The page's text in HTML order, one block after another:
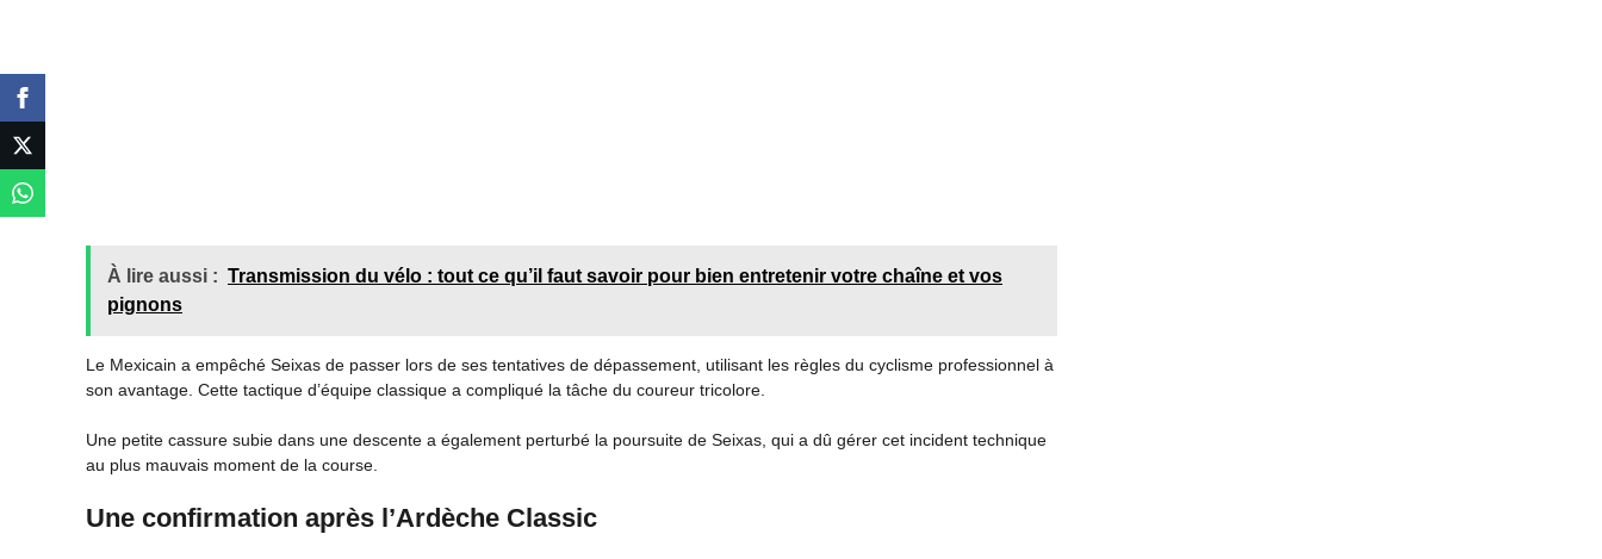
À lire aussi : Transmission du vélo : tout ce qu’il faut savoir pour bien entretenir votre chaîne et vos
pignons
Le Mexicain a empêché Seixas de passer lors de ses tentatives de dépassement, utilisant les règles du cyclisme professionnel à
son avantage. Cette tactique d’équipe classique a compliqué la tâche du coureur tricolore.
Une petite cassure subie dans une descente a également perturbé la poursuite de Seixas, qui a dû gérer cet incident technique
au plus mauvais moment de la course.
Une confirmation après l’Ardèche Classic